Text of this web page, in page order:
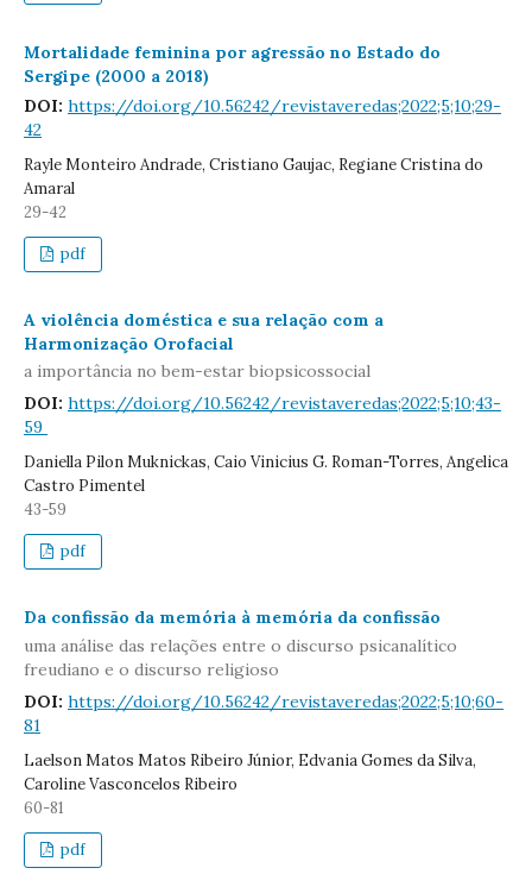
Mortalidade feminina por agressão no Estado do
Sergipe (2000 a 2018)
DOI: https://doi.org/10.56242/revistaveredas;2022;5;10;29-
42
Rayle Monteiro Andrade, Cristiano Gaujac, Regiane Cristina do
Amaral
29-42
pdf
A violência doméstica e sua relação com a
Harmonização Orofacial
a importância no bem-estar biopsicossocial
DOI: https://doi.org/10.56242/revistaveredas;2022;5;10;43-
59
Daniella Pilon Muknickas, Caio Vinicius G. Roman-Torres, Angelica
Castro Pimentel
43-59
pdf
Da confissão da memória à memória da confissão
uma análise das relações entre o discurso psicanalítico
freudiano e o discurso religioso
DOI: https://doi.org/10.56242/revistaveredas;2022;5;10;60-
81
Laelson Matos Matos Ribeiro Júnior, Edvania Gomes da Silva,
Caroline Vasconcelos Ribeiro
60-81
pdf